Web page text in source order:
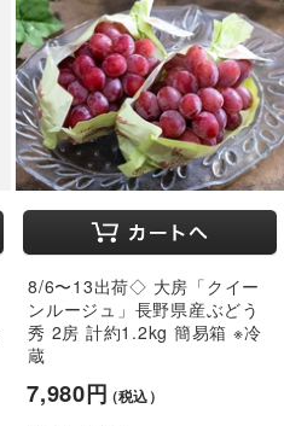
8/6〜13出荷◇ 大房「クイー
ンルージュ」長野県産ぶどう
秀 2房 計約1.2kg 簡易箱 ※冷
蔵
7,980円（税込）